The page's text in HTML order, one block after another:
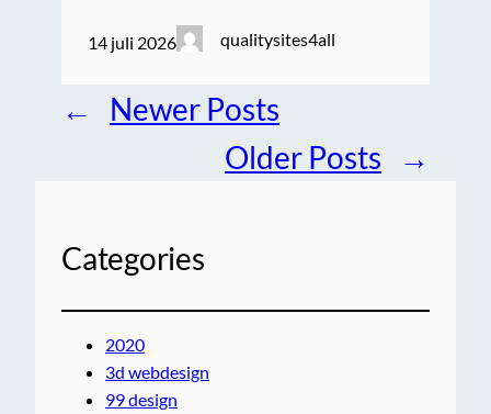
14 juli 2026 qualitysites4all
←
Newer Posts
Older Posts
→
Categories
2020
3d webdesign
99 design